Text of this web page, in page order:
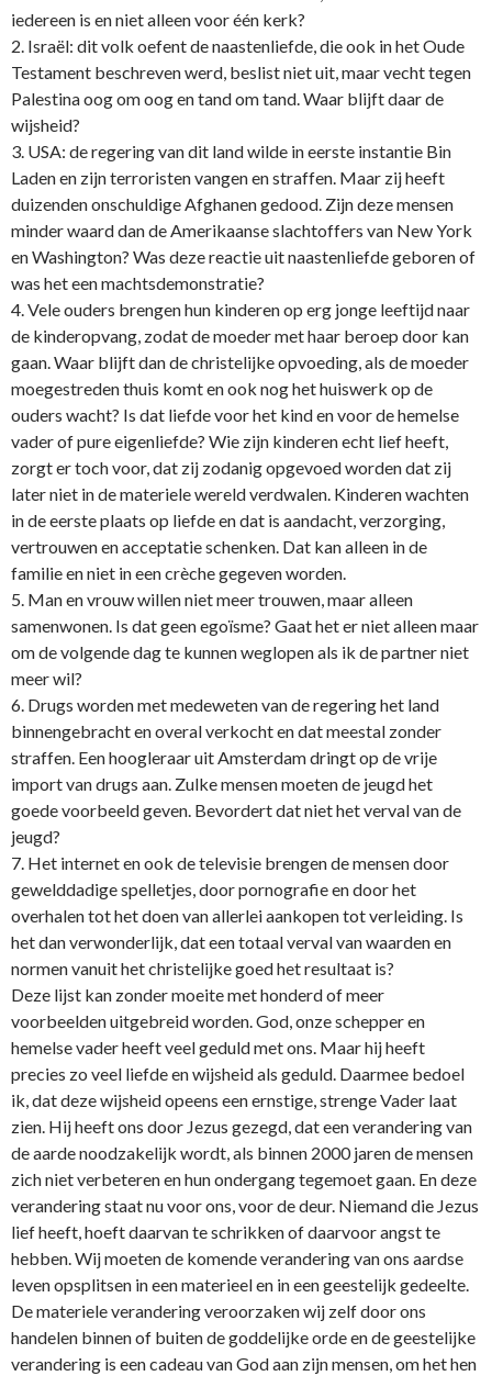
iedereen is en niet alleen voor één kerk?
2. Israël: dit volk oefent de naastenliefde, die ook in het Oude
Testament beschreven werd, beslist niet uit, maar vecht tegen
Palestina oog om oog en tand om tand. Waar blijft daar de
wijsheid?
3. USA: de regering van dit land wilde in eerste instantie Bin
Laden en zijn terroristen vangen en straffen. Maar zij heeft
duizenden o­nschuldige Afghanen gedood. Zijn deze mensen
minder waard dan de Amerikaanse slachtoffers van New York
en Washington? Was deze reactie uit naastenliefde geboren of
was het een machtsdemonstratie?
4. Vele ouders brengen hun kinderen op erg jonge leeftijd naar
de kinderopvang, zodat de moeder met haar beroep door kan
gaan. Waar blijft dan de christelijke opvoeding, als de moeder
moegestreden thuis komt en ook nog het huiswerk op de
ouders wacht? Is dat liefde voor het kind en voor de hemelse
vader of pure eigenliefde? Wie zijn kinderen echt lief heeft,
zorgt er toch voor, dat zij zodanig opgevoed worden dat zij
later niet in de materiele wereld verdwalen. Kinderen wachten
in de eerste plaats op liefde en dat is aandacht, verzorging,
vertrouwen en acceptatie schenken. Dat kan alleen in de
familie en niet in een crèche gegeven worden.
5. Man en vrouw willen niet meer trouwen, maar alleen
samenwonen. Is dat geen egoïsme? Gaat het er niet alleen maar
om de volgende dag te kunnen weglopen als ik de partner niet
meer wil?
6. Drugs worden met medeweten van de regering het land
binnengebracht en overal verkocht en dat meestal zonder
straffen. Een hoogleraar uit Amsterdam dringt op de vrije
import van drugs aan. Zulke mensen moeten de jeugd het
goede voorbeeld geven. Bevordert dat niet het verval van de
jeugd?
7. Het internet en ook de televisie brengen de mensen door
gewelddadige spelletjes, door pornografie en door het
overhalen tot het doen van allerlei aankopen tot verleiding. Is
het dan verwonderlijk, dat een totaal verval van waarden en
normen vanuit het christelijke goed het resultaat is?
Deze lijst kan zonder moeite met honderd of meer
voorbeelden uitgebreid worden. God, o­nze schepper en
hemelse vader heeft veel geduld met o­ns. Maar hij heeft
precies zo veel liefde en wijsheid als geduld. Daarmee bedoel
ik, dat deze wijsheid opeens een ernstige, strenge Vader laat
zien. Hij heeft o­ns door Jezus gezegd, dat een verandering van
de aarde noodzakelijk wordt, als binnen 2000 jaren de mensen
zich niet verbeteren en hun o­ndergang tegemoet gaan. En deze
verandering staat nu voor o­ns, voor de deur. Niemand die Jezus
lief heeft, hoeft daarvan te schrikken of daarvoor angst te
hebben. Wij moeten de komende verandering van o­ns aardse
leven opsplitsen in een materieel en in een geestelijk gedeelte.
De materiele verandering veroorzaken wij zelf door o­ns
handelen binnen of buiten de goddelijke orde en de geestelijke
verandering is een cadeau van God aan zijn mensen, om het hen